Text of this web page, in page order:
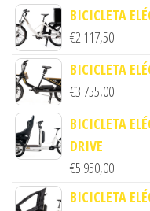
BICICLETA
€2.117,50
BICICLETA
€3.755,00
BICICLETA
DRIVE
€5.950,00
BICICLETA